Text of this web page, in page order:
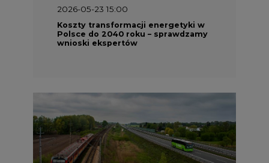
2026-05-13 13:00
FLIX opublikował raport
zrównoważonego rozwoju 2025